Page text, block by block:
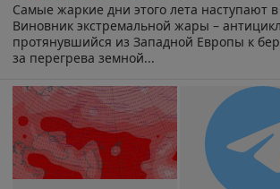
Самые жаркие дни этого лета наступают
Виновник экстремальной жары –
протянувшийся из Западной Европы к
за перегрева земной...